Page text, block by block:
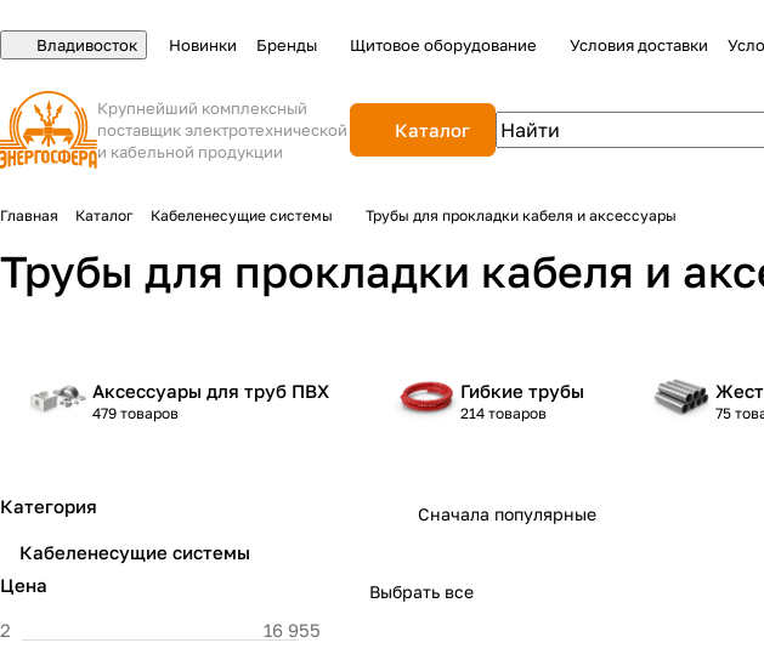
Владивосток Новинки Бренды Щитовое оборудование Условия доставки
Крупнейший комплексный
поставщик электротехнической
и кабельной продукции
Каталог
Главная Каталог Кабеленесущие системы Трубы для прокладки кабеля и аксессуары
Трубы для прокладки кабеля и
Аксессуары для труб ПВХ
479 товаров
Гибкие трубы
214 товаров 75
Сначала популярные
Выбрать все
Категория
Кабеленесущие системы
Цена